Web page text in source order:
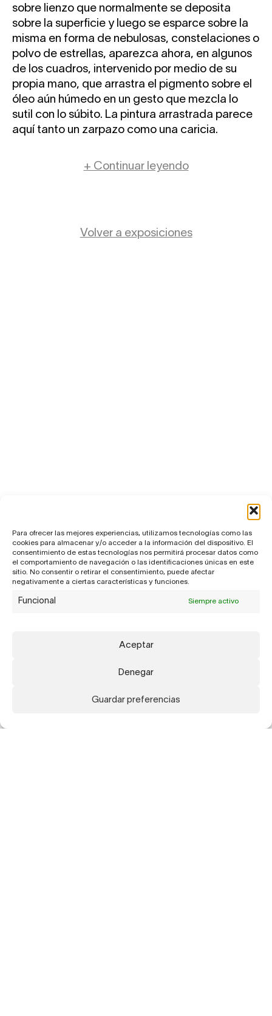
Para ofrecer las mejores experiencias, utilizamos tecnologías como las
cookies para almacenar y/o acceder a la información del dispositivo. El
consentimiento de estas tecnologías nos permitirá procesar datos como
el comportamiento de navegación o las identificaciones únicas en este
sitio. No consentir o retirar el consentimiento, puede afectar
negativamente a ciertas características y funciones.
Funcional Siempre activo
Aceptar
Denegar
Guardar preferencias
sobre lienzo que normalmente se deposita
sobre la superficie y luego se esparce sobre la
misma en forma de nebulosas, constelaciones o
polvo de estrellas, aparezca ahora, en algunos
de los cuadros, intervenido por medio de su
propia mano, que arrastra el pigmento sobre el
óleo aún húmedo en un gesto que mezcla lo
sutil con lo súbito. La pintura arrastrada parece
aquí tanto un zarpazo como una caricia.
+ Continuar leyendo
Volver a exposiciones